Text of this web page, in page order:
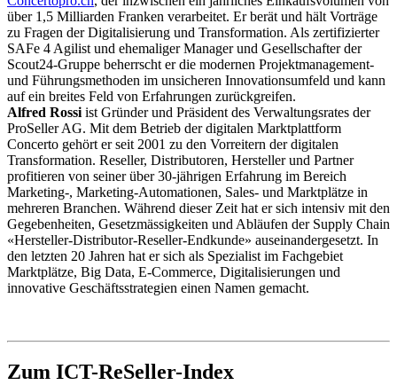
über 1,5 Milliarden Franken verarbeitet. Er berät und hält Vorträge
zu Fragen der Digitalisierung und Transformation. Als zertifizierter
SAFe 4 Agilist und ehemaliger Manager und Gesellschafter der
Scout24-Gruppe beherrscht er die modernen Projektmanagement-
und Führungsmethoden im unsicheren Innovationsumfeld und kann
auf ein breites Feld von Erfahrungen zurückgreifen.
Alfred Rossi ist Gründer und Präsident des Verwaltungsrates der
ProSeller AG. Mit dem Betrieb der digitalen Marktplattform
Concerto gehört er seit 2001 zu den Vorreitern der digitalen
Transformation. Reseller, Distributoren, Hersteller und Partner
profitieren von seiner über 30-jährigen Erfahrung im Bereich
Marketing-, Marketing-Automationen, Sales- und Marktplätze in
mehreren Branchen. Während dieser Zeit hat er sich intensiv mit den
Gegebenheiten, Gesetzmässigkeiten und Abläufen der Supply Chain
«Hersteller-Distributor-Reseller-Endkunde» auseinandergesetzt. In
den letzten 20 Jahren hat er sich als Spezialist im Fachgebiet
Marktplätze, Big Data, E-Commerce, Digitalisierungen und
innovative Geschäftsstrategien einen Namen gemacht.
Zum ICT-ReSeller-Index